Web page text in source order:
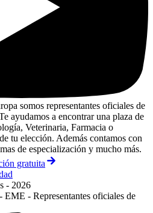
somos representantes oficiales de
ayudamos a encontrar una plaza de
Veterinaria, Farmacia o
tu elección. Además contamos con
de especialización y mucho más.
gratuita
- 2026
- Representantes oficiales de